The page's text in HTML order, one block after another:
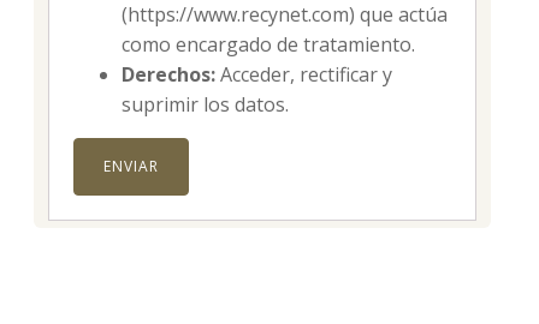
(https://www.recynet.com) que actúa
como encargado de tratamiento.
Derechos:Acceder, rectificar y
suprimir los datos.